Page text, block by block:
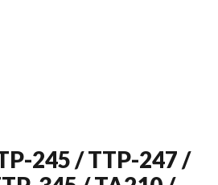
245 / TTP-247 /